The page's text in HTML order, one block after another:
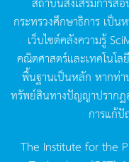
กระทรวงศึกษาธิการ เป็น
เว็บไซต์คลังความรู้
คณิตศาสตร์และเทคโนโ
พื้นฐานเป็นหลัก หากท่
ทรัพย์สินทางปัญญาปรากฏ
การแก้ปั
The Institute for the